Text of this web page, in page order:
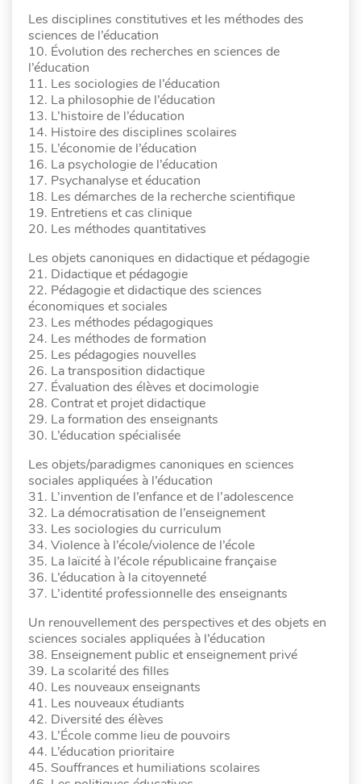
Les disciplines constitutives et les méthodes des
sciences de l’éducation
10. Évolution des recherches en sciences de
l’éducation
11. Les sociologies de l’éducation
12. La philosophie de l’éducation
13. L’histoire de l’éducation
14. Histoire des disciplines scolaires
15. L’économie de l’éducation
16. La psychologie de l’éducation
17. Psychanalyse et éducation
18. Les démarches de la recherche scientifique
19. Entretiens et cas clinique
20. Les méthodes quantitatives
Les objets canoniques en didactique et pédagogie
21. Didactique et pédagogie
22. Pédagogie et didactique des sciences
économiques et sociales
23. Les méthodes pédagogiques
24. Les méthodes de formation
25. Les pédagogies nouvelles
26. La transposition didactique
27. Évaluation des élèves et docimologie
28. Contrat et projet didactique
29. La formation des enseignants
30. L’éducation spécialisée
Les objets/paradigmes canoniques en sciences
sociales appliquées à l’éducation
31. L’invention de l’enfance et de l’adolescence
32. La démocratisation de l’enseignement
33. Les sociologies du curriculum
34. Violence à l’école/violence de l’école
35. La laïcité à l’école républicaine française
36. L’éducation à la citoyenneté
37. L’identité professionnelle des enseignants
Un renouvellement des perspectives et des objets en
sciences sociales appliquées à l’éducation
38. Enseignement public et enseignement privé
39. La scolarité des filles
40. Les nouveaux enseignants
41. Les nouveaux étudiants
42. Diversité des élèves
43. L’École comme lieu de pouvoirs
44. L’éducation prioritaire
45. Souffrances et humiliations scolaires